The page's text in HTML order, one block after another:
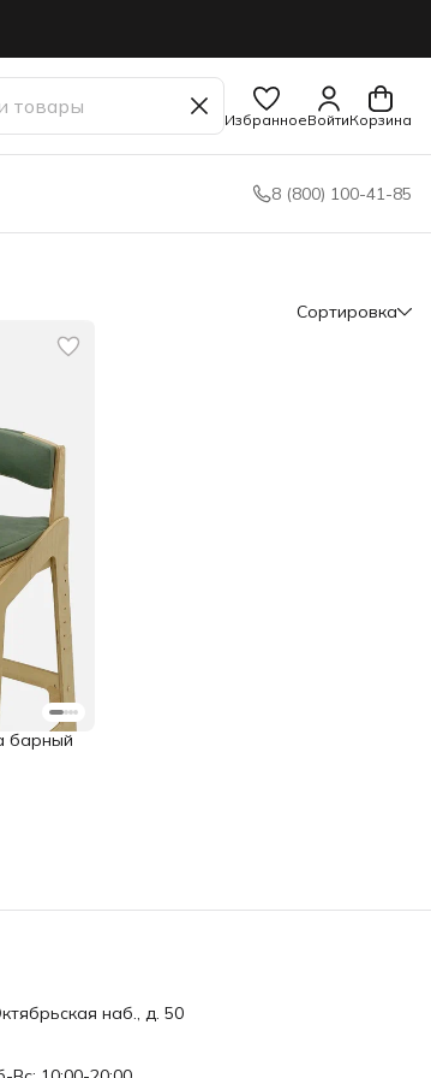
ИзбранноеВойтиКорзина
8 (800) 100-41-85
Сортировка
барный
наб., д. 50